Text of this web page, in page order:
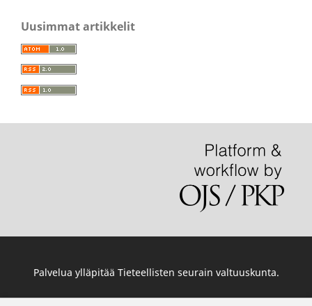
Uusimmat artikkelit
Palvelua ylläpitää Tieteellisten seurain valtuuskunta.